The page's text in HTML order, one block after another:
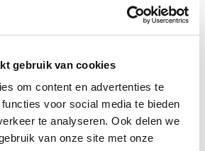
gebruik van cookies
om content en advertenties te
voor social media te bieden
te analyseren. Ook delen we
van onze site met onze
een nieuwe subsidieronde.
Duik dan eens